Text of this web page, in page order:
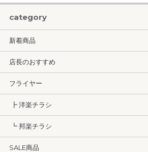
category
新着商品
店長のおすすめ
フライヤー
┣ 洋楽チラシ
┗ 邦楽チラシ
SALE商品